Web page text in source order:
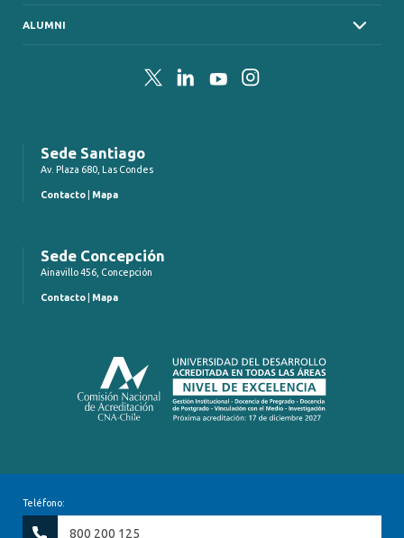
ALUMNI
TwitterLinkedInYouTubeInstagram
Sede Santiago
Av. Plaza 680, Las Condes
Contacto Mapa
Sede Concepción
Ainavillo 456, Concepción
Contacto Mapa
Teléfono:
800 200 125